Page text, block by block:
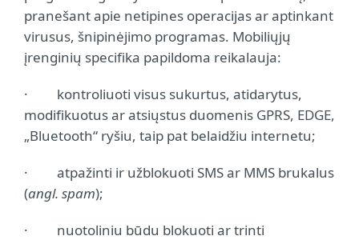
pranešant apie netipines operacijas ar aptinkant
virusus, šnipinėjimo programas. Mobiliųjų
įrenginių specifika papildoma reikalauja:
· kontroliuoti visus sukurtus, atidarytus,
modifikuotus ar atsiųstus duomenis GPRS, EDGE,
„Bluetooth“ ryšiu, taip pat belaidžiu internetu;
· atpažinti ir užblokuoti SMS ar MMS brukalus
(angl. spam);
· nuotoliniu būdu blokuoti ar trinti